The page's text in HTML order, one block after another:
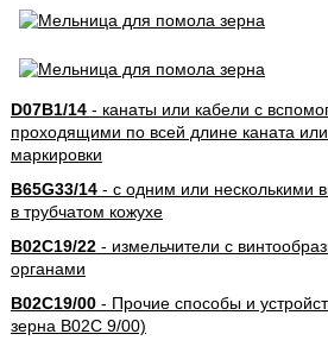
D07B1/14- канаты или кабели с
проходящими по всей длине каната
маркировки
B65G33/14- с одним или несколькими
в трубчатом кожухе
B02C19/22- измельчители с
органами
B02C19/00- Прочие способы и
зерна B02C 9/00)